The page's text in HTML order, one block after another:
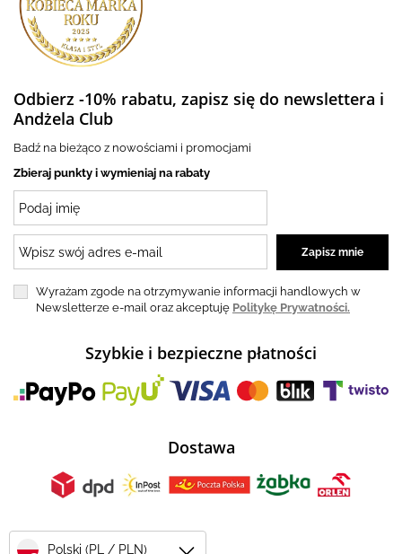
Odbierz -10% rabatu, zapisz się do newslettera i
Andżela Club
Badź na bieżąco z nowościami i promocjami
Zbieraj punkty i wymieniaj na rabaty
Wyrażam zgode na otrzymywanie informacji handlowych w
Newsletterze e-mail oraz akceptuję Politykę Prywatności.
Szybkie i bezpieczne płatności
Dostawa
Polski (PL / PLN)